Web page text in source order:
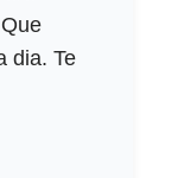
dia. Te